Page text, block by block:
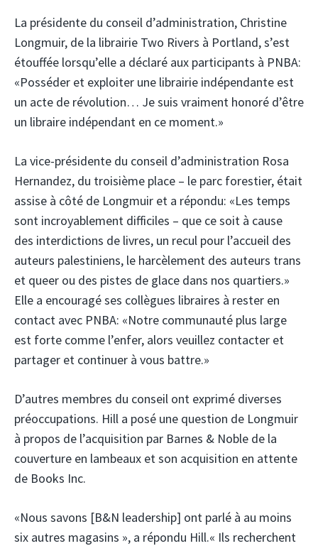
La présidente du conseil d’administration, Christine
Longmuir, de la librairie Two Rivers à Portland, s’est
étouffée lorsqu’elle a déclaré aux participants à PNBA:
«Posséder et exploiter une librairie indépendante est
un acte de révolution… Je suis vraiment honoré d’être
un libraire indépendant en ce moment.»
La vice-présidente du conseil d’administration Rosa
Hernandez, du troisième place – le parc forestier, était
assise à côté de Longmuir et a répondu: «Les temps
sont incroyablement difficiles – que ce soit à cause
des interdictions de livres, un recul pour l’accueil des
auteurs palestiniens, le harcèlement des auteurs trans
et queer ou des pistes de glace dans nos quartiers.»
Elle a encouragé ses collègues libraires à rester en
contact avec PNBA: «Notre communauté plus large
est forte comme l’enfer, alors veuillez contacter et
partager et continuer à vous battre.»
D’autres membres du conseil ont exprimé diverses
préoccupations. Hill a posé une question de Longmuir
à propos de l’acquisition par Barnes & Noble de la
couverture en lambeaux et son acquisition en attente
de Books Inc.
«Nous savons [B&N leadership] ont parlé à au moins
six autres magasins », a répondu Hill.« Ils recherchent